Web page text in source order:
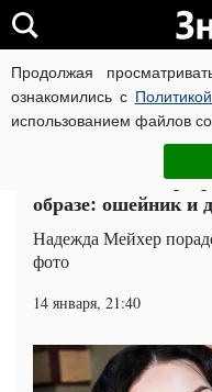
Продолжая
ознакомились с
использованием файлов
ВОЙНА РОССИИ
Шоу-бизнес
Надежда Мейхер
образе: ошейник и
Надежда Мейхер
фото
14 января, 21:40